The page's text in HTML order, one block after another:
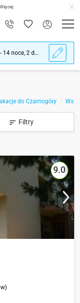
Czarnogóra, wyjazd 10.08.2026 - 02.09.2026 , 7 - 14 noce, 2 dorośli ludzie
do Czarnogóry
Filtry
9.0